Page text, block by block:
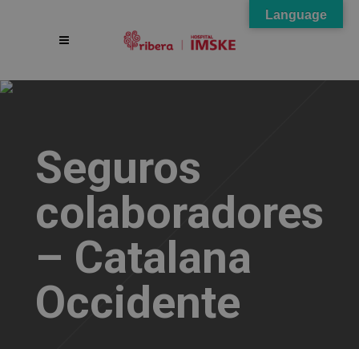
Seguros
colaboradores
– Catalana
Occidente
Language